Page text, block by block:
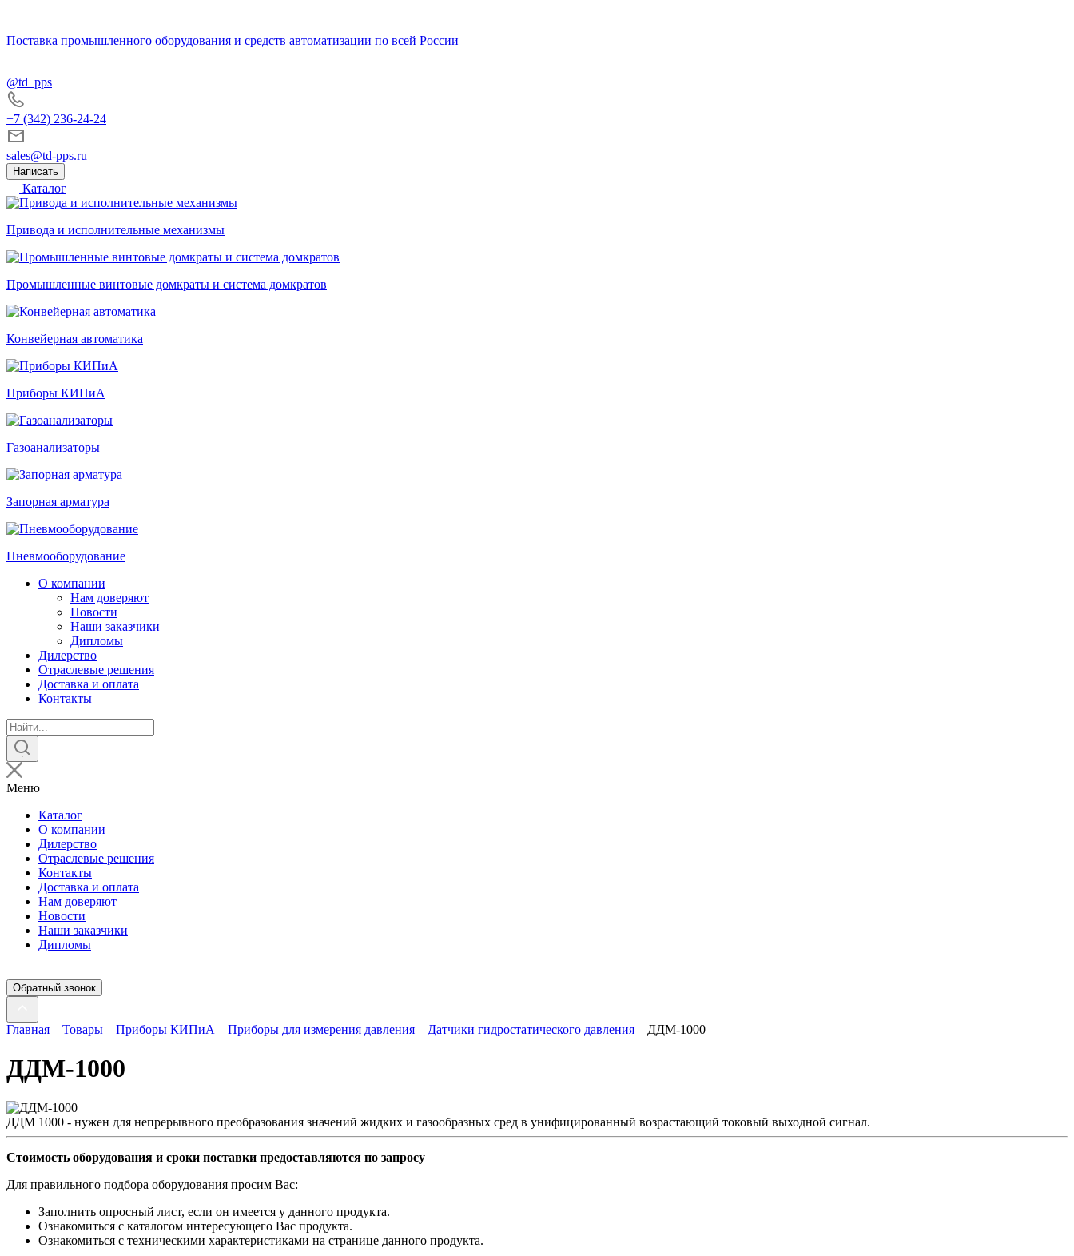
Поставка промышленного оборудования и средств автоматизации по всей России
@td_pps
+7 (342) 236-24-24
sales@td-pps.ru
Написать
Каталог
Привода и исполнительные механизмы
Промышленные винтовые домкраты и система домкратов
Конвейерная автоматика
Приборы КИПиА
Газоанализаторы
Запорная арматура
Пневмооборудование
О компании
Нам доверяют
Новости
Наши заказчики
Дипломы
Дилерство
Отраслевые решения
Доставка и оплата
Контакты
Поиск
товаров
Меню
Каталог
О компании
Дилерство
Отраслевые решения
Контакты
Доставка и оплата
Нам доверяют
Новости
Наши заказчики
Дипломы
Обратный звонок
Главная—Товары—Приборы КИПиА—Приборы для измерения давления—Датчики гидростатического давления—ДДМ-1000
ДДМ-1000
ДДМ 1000 - нужен для непрерывного преобразования значений жидких и газообразных сред в унифицированный возрастающий токовый выходной сигнал.
Стоимость оборудования и сроки поставки предоставляются по запросу
Для правильного подбора оборудования просим Вас:
Заполнить опросный лист, если он имеется у данного продукта.
Ознакомиться с каталогом интересующего Вас продукта.
Ознакомиться с техническими характеристиками на странице данного продукта.